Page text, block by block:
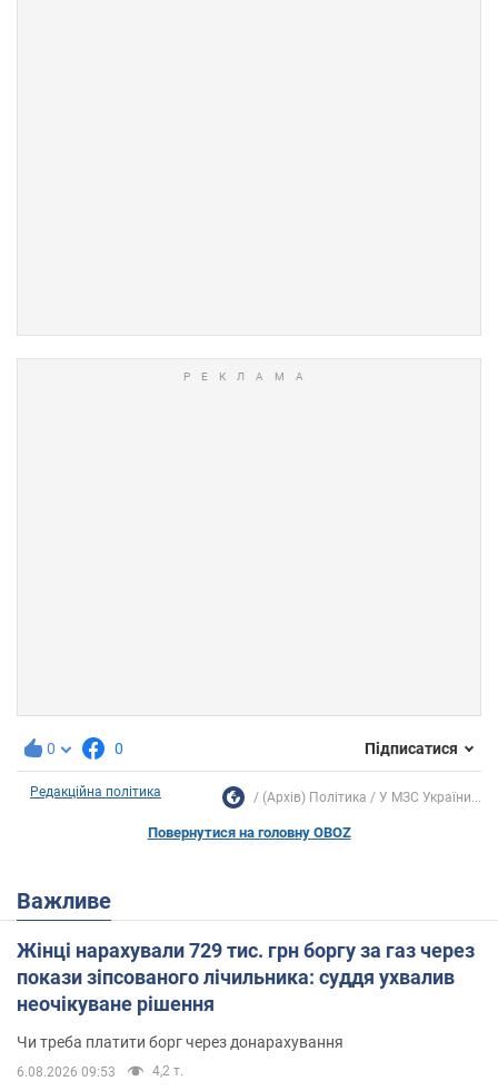
0 0 Підписатися
Редакційна політика (Архів) Політика У МЗС України...
Повернутися на головну OBOZ
Важливе
Жінці нарахували 729 тис. грн боргу за газ через
покази зіпсованого лічильника: суддя ухвалив
неочікуване рішення
Чи треба платити борг через донарахування
6.08.2026 09:53 4,2 т.